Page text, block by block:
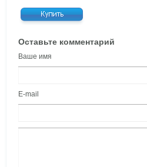
Оставьте комментарий
Ваше имя
E-mail